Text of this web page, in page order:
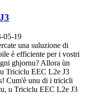
05-19
una suluzione di
è efficiente per i vostri
ghjornu? Allora ùn
Triciclu EEC L2e J3
Cum'è unu di i tricicli
u Triciclu EEC L2e J3